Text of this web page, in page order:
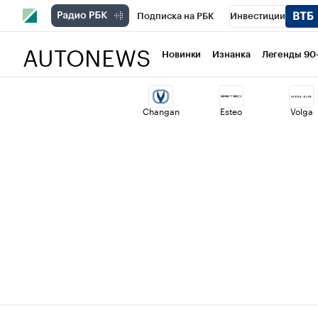
Подписка на РБК Инвестиции
Национальные проекты Город
Кредитные рейтинги Франшизы
AUTONEWS Новинки Изнанка Легенды
Changan Esteo Volga